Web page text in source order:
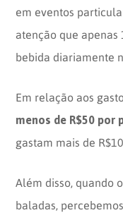
em eventos
atenção que apenas
bebida diariamente
Em relação aos
menos de R$50 por
gastam mais de
Além disso, quando
baladas,